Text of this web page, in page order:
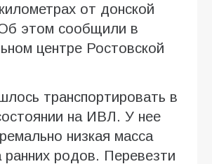
от донской
этом сообщили в
центре Ростовской
транспортировать в
на ИВЛ. У нее
низкая масса
ранних родов. Перевезти